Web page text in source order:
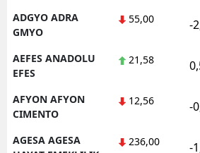
Kars
ADGYO ADRA
GMYO
55,00 -
AEFES ANADOLU
EFES
21,58
AFYON AFYON
CIMENTO
12,56 -
AGESA AGESA
236,00 -